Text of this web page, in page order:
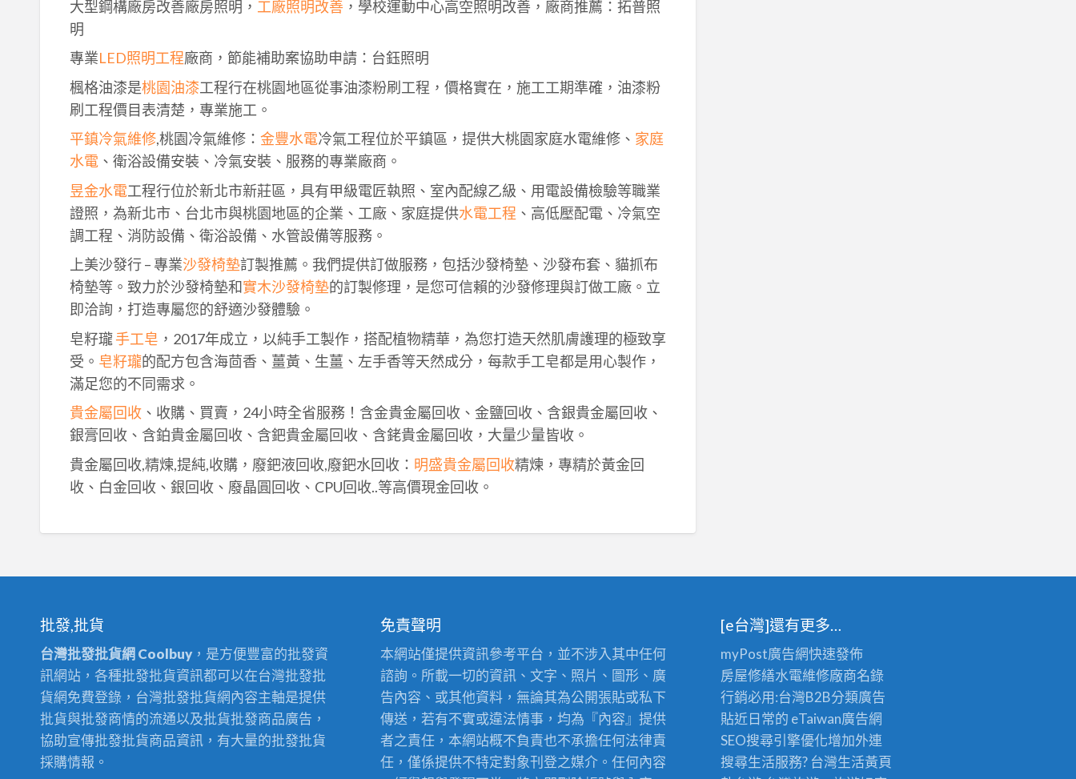
大型鋼構廠房改善廠房照明， 工廠照明改善，學校運動中心高空照明改善，廠商推薦：拓普照
明
專業LED照明工程廠商，節能補助案協助申請：台鈺照明
楓格油漆是桃園油漆工程行在桃園地區從事油漆粉刷工程，價格實在，施工工期準確，油漆粉
刷工程價目表清楚，專業施工。
平鎮冷氣維修,桃園冷氣維修： 金豐水電冷氣工程位於平鎮區，提供大桃園家庭水電維修、 家庭
水電、衛浴設備安裝、冷氣安裝、服務的專業廠商。
昱金水電工程行位於新北市新莊區，具有甲級電匠執照、室內配線乙級、用電設備檢驗等職業
證照，為新北市、台北市與桃園地區的企業、工廠、家庭提供水電工程 、高低壓配電、冷氣空
調工程、消防設備、衛浴設備、水管設備等服務。
上美沙發行 – 專業沙發椅墊訂製推薦。我們提供訂做服務，包括沙發椅墊、沙發布套、貓抓布
椅墊等。致力於沙發椅墊和實木沙發椅墊的訂製修理，是您可信賴的沙發修理與訂做工廠。立
即洽詢，打造專屬您的舒適沙發體驗。
皂籽瓏手工皂 ，2017年成立，以純手工製作，搭配植物精華，為您打造天然肌膚護理的極致享
受。 皂籽瓏的配方包含海茴香、薑黃、生薑、左手香等天然成分，每款手工皂都是用心製作，
滿足您的不同需求。
貴金屬回收、收購、買賣，24小時全省服務！含金貴金屬回收、金鹽回收、含銀貴金屬回收、
銀膏回收、含鉑貴金屬回收、含鈀貴金屬回收、含銠貴金屬回收，大量少量皆收。
貴金屬回收,精煉,提純,收購，廢鈀液回收,廢鈀水回收： 明盛貴金屬回收精煉，專精於黃金回
收、白金回收、銀回收、廢晶圓回收、CPU回收..等高價現金回收。
批發,批貨
台灣批發批貨網 Coolbuy ，是方便豐富的批發資
訊網站，各種批發批貨資訊都可以在台灣批發批
貨網免費登錄，台灣批發批貨網內容主軸是提供
批貨與批發商情的流通以及批貨批發商品廣告，
協助宣傳批發批貨商品資訊，有大量的批發批貨
採購情報。
免責聲明
本網站僅提供資訊參考平台，並不涉入其中任何
諮詢。所載一切的資訊、文字、照片、圖形、廣
告內容、或其他資料，無論其為公開張貼或私下
傳送，若有不實或違法情事，均為『內容』提供
者之責任，本網站概不負責也不承擔任何法律責
任，僅係提供不特定對象刊登之媒介。任何內容
[e台灣]還有更多…
myPost廣告網快速發佈
房屋修繕水電維修廠商名錄
行銷必用:台灣B2B分類廣告
貼近日常的 eTaiwan廣告網
SEO搜尋引擎優化增加外連
搜尋生活服務? 台灣生活黃頁